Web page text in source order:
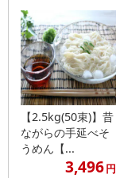
【2.5kg(50束)】昔
ながらの手延べそ
うめん【...
3,496円